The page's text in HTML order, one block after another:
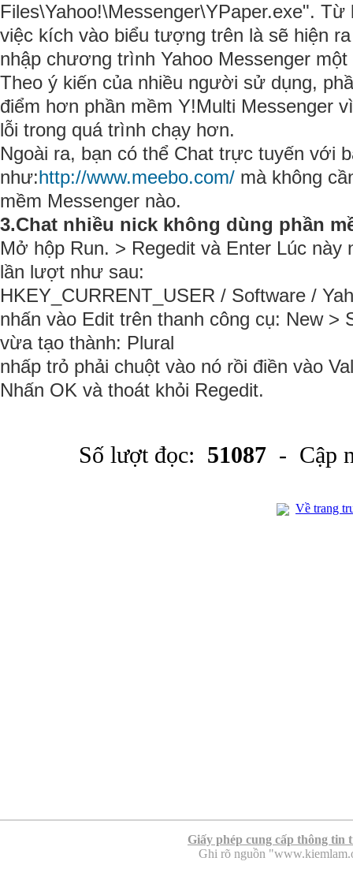
Files\Yahoo!\Messenger\YPaper.exe".
việc kích vào biểu tượng trên là sẽ hiện
nhập chương trình Yahoo Messenger
Theo ý kiến của nhiều người sử dụng,
điểm hơn phần mềm Y!Multi Messenger
lỗi trong quá trình chạy hơn.
Ngoài ra, bạn có thể Chat trực tuyến với
như:http://www.meebo.com/ mà không
mềm Messenger nào.
3.Chat nhiều nick không dùng phần
Mở hộp Run. > Regedit và Enter Lúc này
lần lượt như sau:
HKEY_CURRENT_USER / Software /
nhấn vào Edit trên thanh công cụ: New >
vừa tạo thành: Plural
nhấp trỏ phải chuột vào nó rồi điền vào
Nhấn OK và thoát khỏi Regedit.
Số lượt đọc: 51087 - Cập
Về trang
Giấy phép cung cấp thông tin
Ghi rõ nguồn